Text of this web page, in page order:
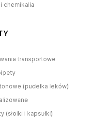
chemikalia
transportowe
(pudełka leków)
(słoiki i kapsułki)